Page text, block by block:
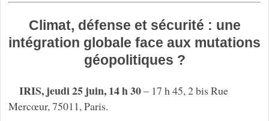
Climat, défense et sécurité : une
intégration globale face aux mutations
géopolitiques ?
IRIS, jeudi 25 juin, 14 h 30– 17 h 45, 2 bis Rue
Mercœur, 75011, Paris.